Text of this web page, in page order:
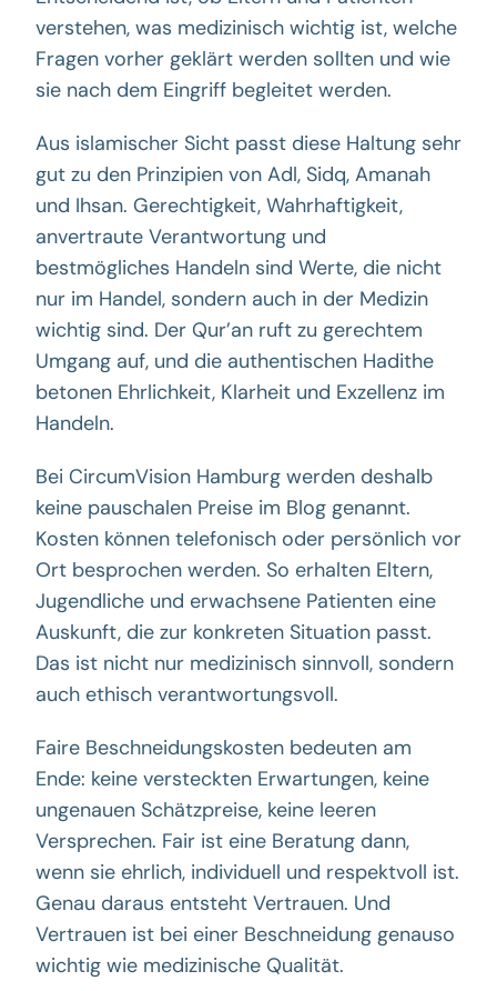
verstehen, was medizinisch wichtig ist, welche
Fragen vorher geklärt werden sollten und wie
sie nach dem Eingriff begleitet werden.
Aus islamischer Sicht passt diese Haltung sehr
gut zu den Prinzipien von Adl, Sidq, Amanah
und Ihsan. Gerechtigkeit, Wahrhaftigkeit,
anvertraute Verantwortung und
bestmögliches Handeln sind Werte, die nicht
nur im Handel, sondern auch in der Medizin
wichtig sind. Der Qur’an ruft zu gerechtem
Umgang auf, und die authentischen Hadithe
betonen Ehrlichkeit, Klarheit und Exzellenz im
Handeln.
Bei CircumVision Hamburg werden deshalb
keine pauschalen Preise im Blog genannt.
Kosten können telefonisch oder persönlich vor
Ort besprochen werden. So erhalten Eltern,
Jugendliche und erwachsene Patienten eine
Auskunft, die zur konkreten Situation passt.
Das ist nicht nur medizinisch sinnvoll, sondern
auch ethisch verantwortungsvoll.
Faire Beschneidungskosten bedeuten am
Ende: keine versteckten Erwartungen, keine
ungenauen Schätzpreise, keine leeren
Versprechen. Fair ist eine Beratung dann,
wenn sie ehrlich, individuell und respektvoll ist.
Genau daraus entsteht Vertrauen. Und
Vertrauen ist bei einer Beschneidung genauso
wichtig wie medizinische Qualität.